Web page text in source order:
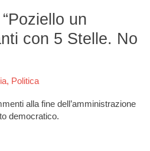
un
con 5 Stelle. No
, Politica
alla fine dell’amministrazione
democratico.